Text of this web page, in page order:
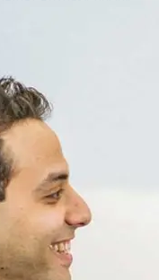
endometria):
a léčba
endometria):